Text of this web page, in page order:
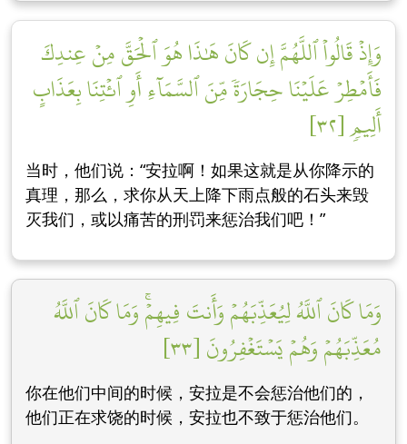
وَإِذۡ قَالُواْ ٱللَّهُمَّ إِن كَانَ هَٰذَا هُوَ ٱلۡحَقَّ مِنۡ عِندِكَ
فَأَمۡطِرۡ عَلَيۡنَا حِجَارَةٗ مِّنَ ٱلسَّمَآءِ أَوِ ٱئۡتِنَا بِعَذَابٍ
أَلِيمٖ [٣٢]
当时，他们说：“安拉啊！如果这就是从你降示的
真理，那么，求你从天上降下雨点般的石头来毁
灭我们，或以痛苦的刑罚来惩治我们吧！”
وَمَا كَانَ ٱللَّهُ لِيُعَذِّبَهُمۡ وَأَنتَ فِيهِمۡۚ وَمَا كَانَ ٱللَّهُ
مُعَذِّبَهُمۡ وَهُمۡ يَسۡتَغۡفِرُونَ [٣٣]
你在他们中间的时候，安拉是不会惩治他们的，
他们正在求饶的时候，安拉也不致于惩治他们。